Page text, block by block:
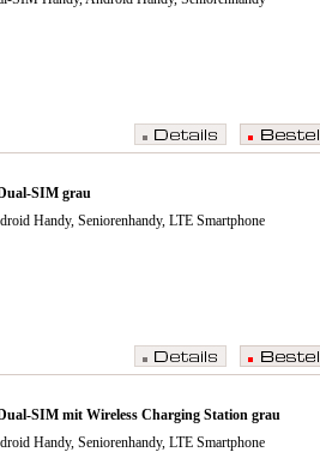
SIM grau
Handy, Seniorenhandy, LTE Smartphone
SIM mit Wireless Charging Station grau
Handy, Seniorenhandy, LTE Smartphone